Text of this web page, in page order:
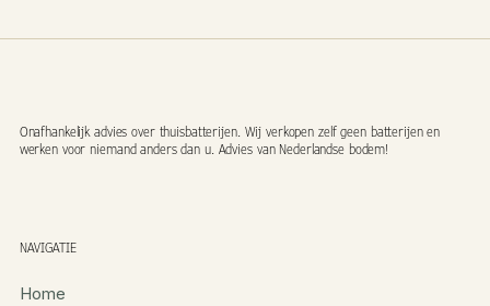
NAVIGATIE
Onafhankelijk advies over thuisbatterijen. Wij verkopen zelf geen batterijen en
werken voor niemand anders dan u. Advies van Nederlandse bodem!
Home